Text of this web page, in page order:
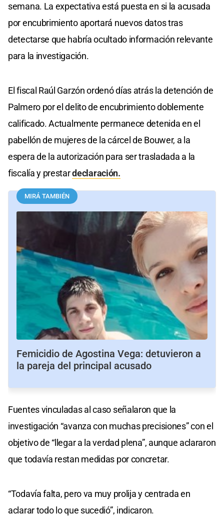
semana. La expectativa está puesta en si la acusada
por encubrimiento aportará nuevos datos tras
detectarse que habría ocultado información relevante
para la investigación.
El fiscal Raúl Garzón ordenó días atrás la detención de
Palmero por el delito de encubrimiento doblemente
calificado. Actualmente permanece detenida en el
pabellón de mujeres de la cárcel de Bouwer, a la
espera de la autorización para ser trasladada a la
fiscalía y prestardeclaración.
MIRÁ TAMBIÉN
Femicidio de Agostina Vega: detuvieron a
la pareja del principal acusado
Fuentes vinculadas al caso señalaron que la
investigación “avanza con muchas precisiones” con el
objetivo de “llegar a la verdad plena”, aunque aclararon
que todavía restan medidas por concretar.
“Todavía falta, pero va muy prolija y centrada en
aclarar todo lo que sucedió”, indicaron.